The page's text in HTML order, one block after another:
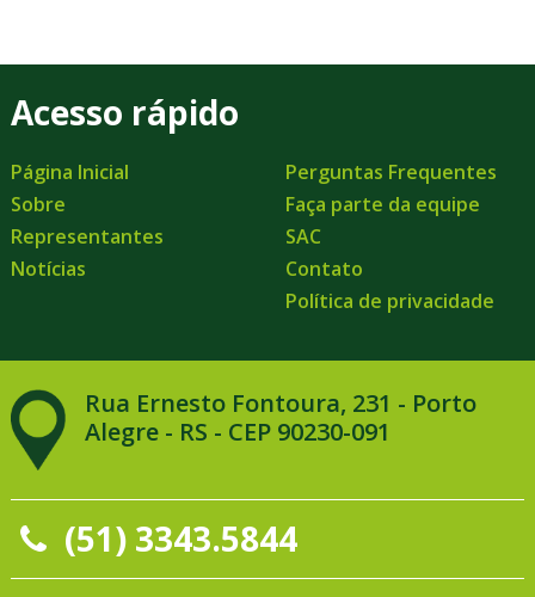
Acesso rápido
Página Inicial
Sobre
Representantes
Notícias
Perguntas Frequentes
Faça parte da equipe
SAC
Contato
Política de privacidade
Rua Ernesto Fontoura, 231 - Porto
Alegre - RS - CEP 90230-091
(51) 3343.5844